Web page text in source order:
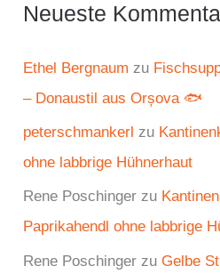
Neueste
Ethel Bergnaum zu
– Donaustil aus Orșova 🐟
peterschmankerl zu
ohne labbrige Hühnerhaut
Rene Poschinger zu
Paprikahendl ohne labbrige
Rene Poschinger zuGelbe